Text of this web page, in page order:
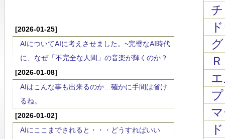
[2026-01-25]
AIについてAIに考えさせました。~完璧なAI時代
に、なぜ「不完全な人間」の音楽が輝くのか？
[2026-01-08]
AIはこんな事も出来るのか…確かに手間は省け
るね。
[2026-01-02]
AIにここまでされると・・・どうすればいい